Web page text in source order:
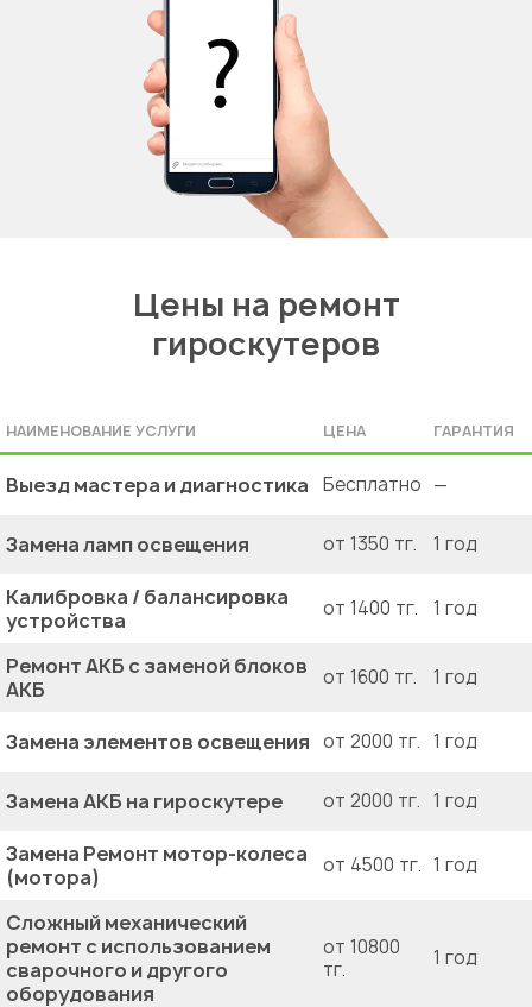
Цены на ремонт
гироскутеров
НАИМЕНОВАНИЕ УСЛУГИ ЦЕНА ГАРАНТИЯ
Выезд мастера и диагностика Бесплатно —
Замена ламп освещения от 1350 тг. 1 год
Калибровка / балансировка
устройства
от 1400 тг. 1 год
Ремонт АКБ с заменой блоков
АКБ
от 1600 тг. 1 год
Замена элементов освещения от 2000 тг. 1 год
Замена АКБ на гироскутере от 2000 тг. 1 год
Замена Ремонт мотор-колеса
(мотора)
от 4500 тг. 1 год
Сложный механический
ремонт с использованием
сварочного и другого
оборудования
от 10800
тг.
1 год